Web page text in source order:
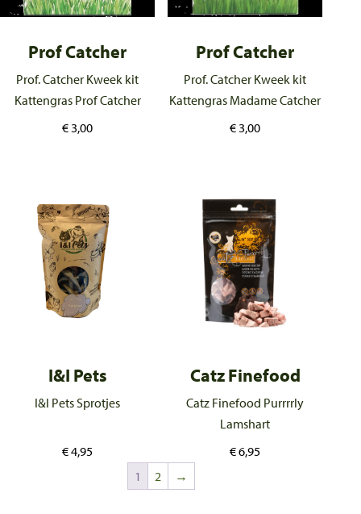
Prof Catcher
Prof. Catcher Kweek kit
Kattengras Prof Catcher
€3,00
Prof Catcher
Prof. Catcher Kweek kit
Kattengras Madame Catcher
€3,00
I&I Pets
I&I Pets Sprotjes
€4,95
Catz Finefood
Catz Finefood Purrrrly
Lamshart
€6,95
1
2 →